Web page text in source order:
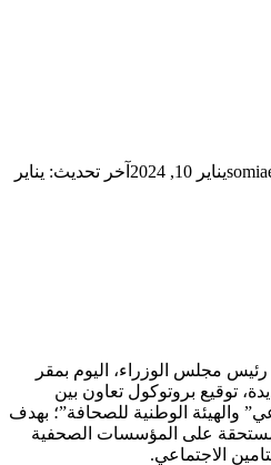
يناير 10, 2024
آخر تحديث: يناير
مجلس الوزراء، اليوم بمقر
توقيع بروتوكول تعاون بين
والهيئة الوطنية للصحافة”؛ بهدف
على المؤسسات الصحفية
الاجتماعي.